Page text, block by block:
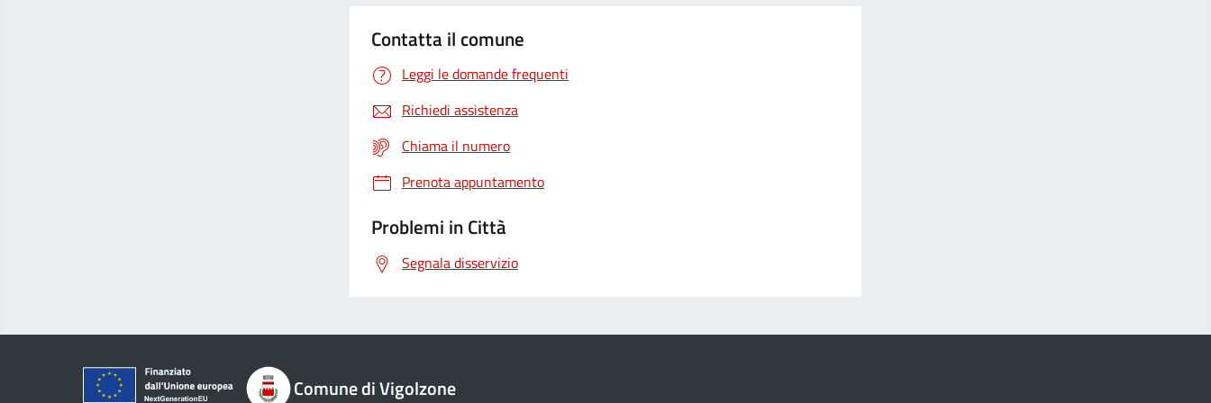
Contatta il comune
Leggi le domande frequenti
Richiedi assistenza
Chiama il numero
Prenota appuntamento
Problemi in Città
Segnala disservizio
Comune di Vigolzone